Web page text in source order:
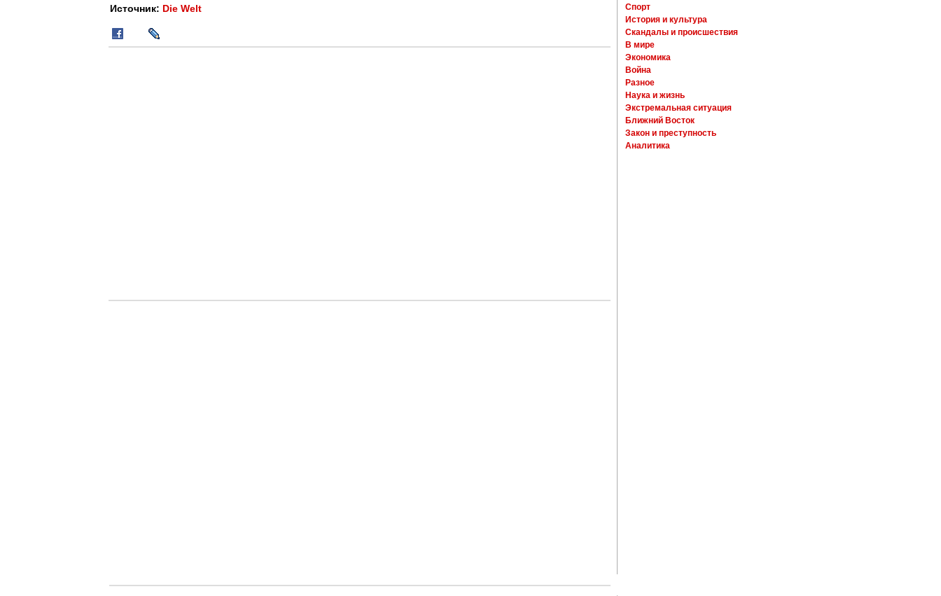
Источник: Die Welt
Спорт
История и культура
Скандалы и происшествия
В мире
Экономика
Война
Разное
Наука и жизнь
Экстремальная ситуация
Ближний Восток
Закон и преступность
Аналитика